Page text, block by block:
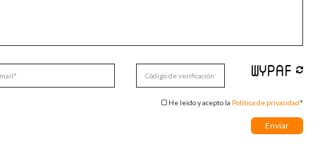
He leido y acepto la Política de privacidad*